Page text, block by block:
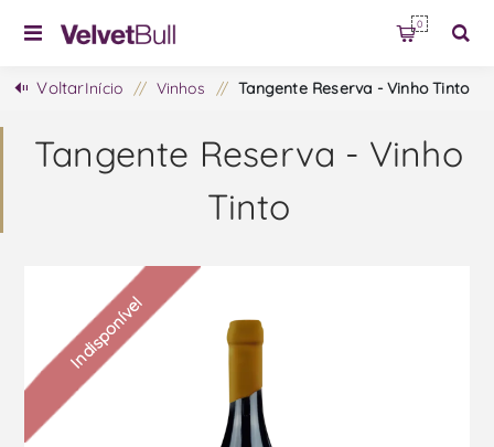
0
VoltarInício / Vinhos / Tangente Reserva - Vinho Tinto
Tangente Reserva - Vinho
Tinto
Indisponível